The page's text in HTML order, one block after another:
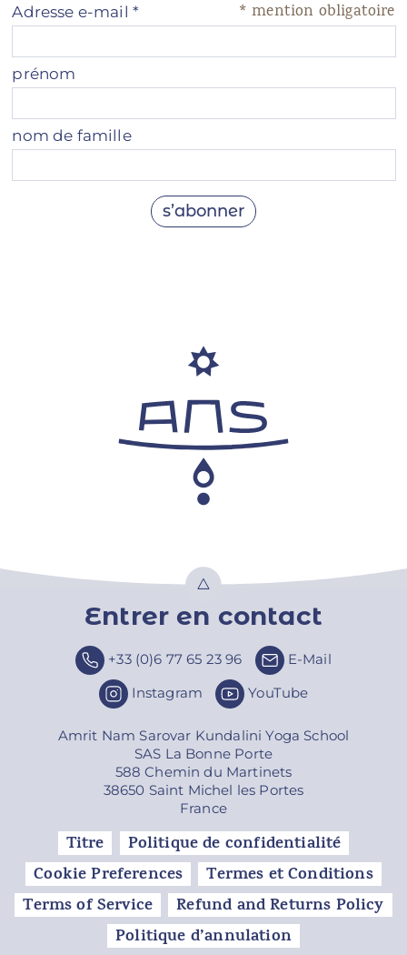
* mention obligatoire
Adresse e-mail *
prénom
nom de famille
Entrer en contact
+33 (0)6 77 65 23 96
E-Mail
Instagram
YouTube
Amrit Nam Sarovar Kundalini Yoga School
SAS La Bonne Porte
588 Chemin du Martinets
38650 Saint Michel les Portes
France
Titre
Politique de confidentialité
Cookie Preferences
Termes et Conditions
Terms of Service
Refund and Returns Policy
Politique d’annulation
Top